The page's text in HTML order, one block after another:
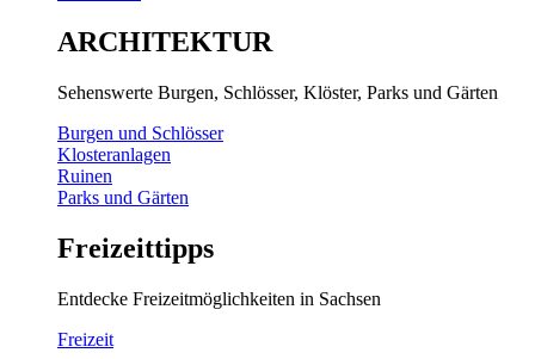
ARCHITEKTUR
Sehenswerte Burgen, Schlösser, Klöster, Parks und Gärten
Burgen und Schlösser
Klosteranlagen
Ruinen
Parks und Gärten
Freizeittipps
Entdecke Freizeitmöglichkeiten in Sachsen
Freizeit